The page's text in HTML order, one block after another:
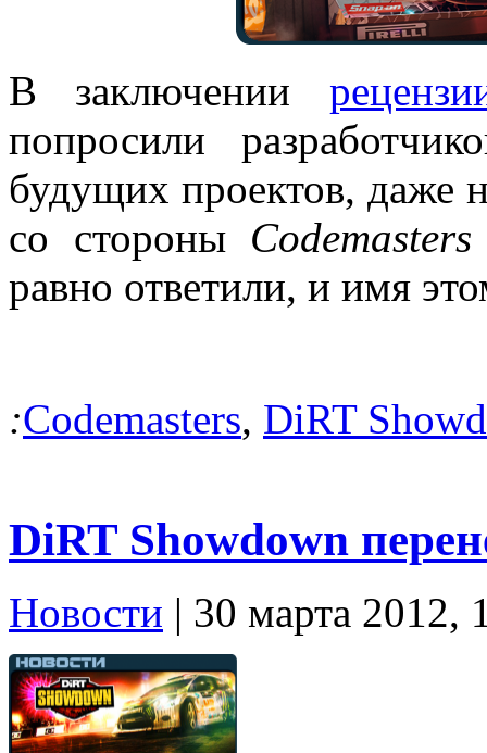
В заключении
попросили
будущих проектов, даже
со стороны
равно ответили, и имя
:Codemasters, DiRT
DiRT Showdown
Новости | 30 марта 2012,